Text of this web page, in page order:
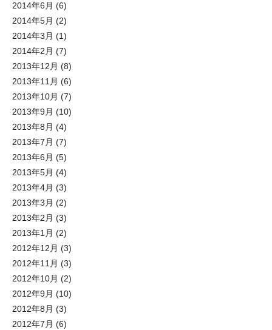
2014年6月 (6)
2014年5月 (2)
2014年3月 (1)
2014年2月 (7)
2013年12月 (8)
2013年11月 (6)
2013年10月 (7)
2013年9月 (10)
2013年8月 (4)
2013年7月 (7)
2013年6月 (5)
2013年5月 (4)
2013年4月 (3)
2013年3月 (2)
2013年2月 (3)
2013年1月 (2)
2012年12月 (3)
2012年11月 (3)
2012年10月 (2)
2012年9月 (10)
2012年8月 (3)
2012年7月 (6)